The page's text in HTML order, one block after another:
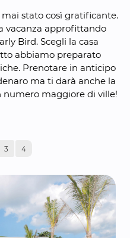
stato così gratificante.
vacanza approfittando
Bird. Scegli la casa
abbiamo preparato
Prenotare in anticipo
ma ti darà anche la
numero maggiore di ville!
3 4